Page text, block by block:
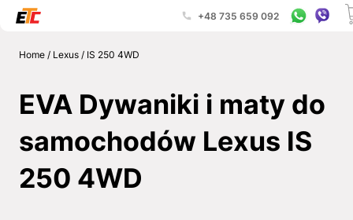
+48 735 659 092
Home/ Lexus/ IS 250 4WD
EVA Dywaniki i maty do
samochodów Lexus IS
250 4WD